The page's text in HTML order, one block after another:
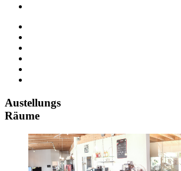
Austellungs
Räume